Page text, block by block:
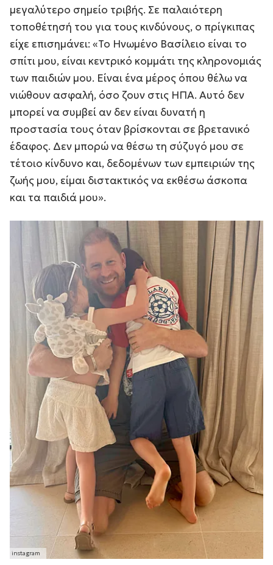
μεγαλύτερο σημείο τριβής. Σε παλαιότερη
τοποθέτησή του για τους κινδύνους, ο πρίγκιπας
είχε επισημάνει: «Το Ηνωμένο Βασίλειο είναι το
σπίτι μου, είναι κεντρικό κομμάτι της κληρονομιάς
των παιδιών μου. Είναι ένα μέρος όπου θέλω να
νιώθουν ασφαλή, όσο ζουν στις ΗΠΑ. Αυτό δεν
μπορεί να συμβεί αν δεν είναι δυνατή η
προστασία τους όταν βρίσκονται σε βρετανικό
έδαφος. Δεν μπορώ να θέσω τη σύζυγό μου σε
τέτοιο κίνδυνο και, δεδομένων των εμπειριών της
ζωής μου, είμαι διστακτικός να εκθέσω άσκοπα
και τα παιδιά μου».